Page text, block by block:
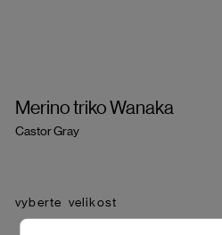
Merino triko Wanaka
Castor Gray
velikost